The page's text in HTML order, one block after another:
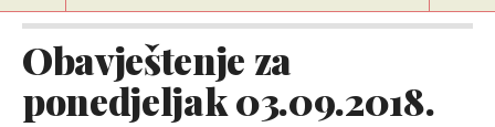
Obavještenje za
ponedjeljak 03.09.2018.